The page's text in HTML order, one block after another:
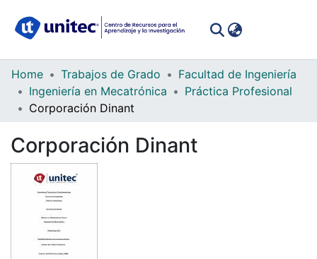
Communities
Collections
All of DSpace
Statistics
Home Trabajos de Grado
Facultad de Ingeniería
Ingeniería en Mecatrónica
Práctica Profesional
Corporación Dinant
Corporación Dinant